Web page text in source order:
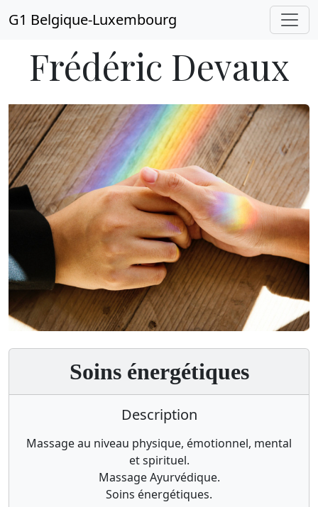
G1 Belgique-Luxembourg
Frédéric Devaux
Soins énergétiques
Description
Massage au niveau physique, émotionnel, mental
et spirituel.
Massage Ayurvédique.
Soins énergétiques.